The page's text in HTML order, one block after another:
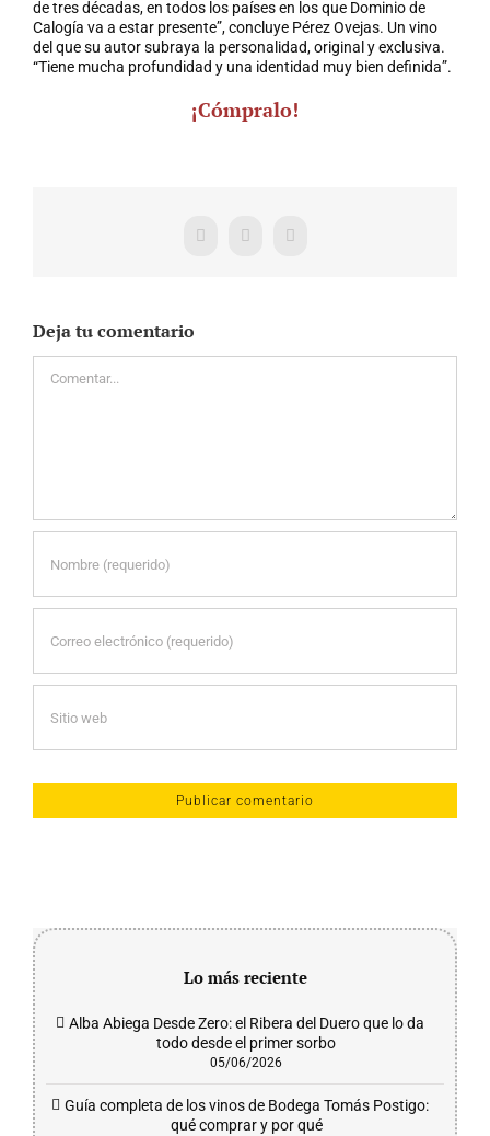
de tres décadas, en todos los países en los que Dominio de
Calogía va a estar presente”, concluye Pérez Ovejas. Un vino
del que su autor subraya la personalidad, original y exclusiva.
“Tiene mucha profundidad y una identidad muy bien definida”.
¡Cómpralo!
Facebook
X WhatsApp
Deja tu comentario
Lo más reciente
Alba Abiega Desde Zero: el Ribera del Duero que lo da
todo desde el primer sorbo
05/06/2026
Guía completa de los vinos de Bodega Tomás Postigo:
qué comprar y por qué